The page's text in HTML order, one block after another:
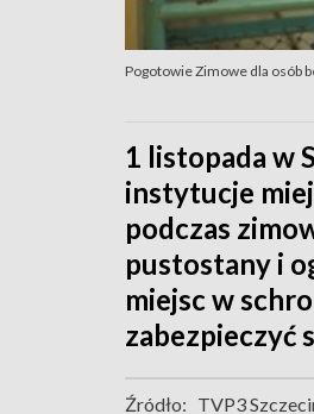
Pogotowie Zimowe dla osób
1 listopada w
instytucje
podczas
pustostany i
miejsc w
zabezpieczyć
Źródło: TVP3